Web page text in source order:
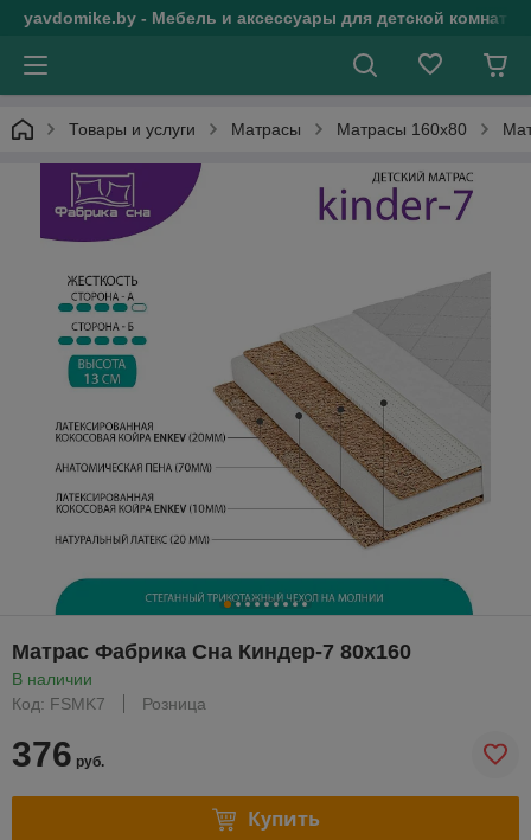
yavdomike.by - Мебель и аксессуары для детской комнаты
Товары и услуги Матрасы Матрасы 160х80
Матрас Фабрика Сна Киндер-7 80x160
В наличии
Код: FSMK7
Розница
376 руб.
Купить